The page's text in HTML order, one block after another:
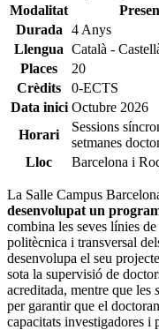
Modalitat
Durada
4 Anys
Llengua Català -
Places
20
Crèdits
0-ECTS
Data inici Octubre 2026
Horari
Sessions
setmanes
Lloc
Barcelona i
La Salle Campus
desenvolupat un
combina les seves línies
politècnica i transversal
desenvolupa el seu
sota la supervisió de
acreditada, mentre que les
per garantir que el
capacitats investigadores i